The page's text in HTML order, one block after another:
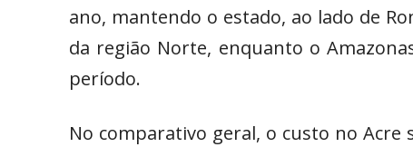
ano, mantendo o estado, ao lado de
da região Norte, enquanto o
período.
No comparativo geral, o custo no Acre